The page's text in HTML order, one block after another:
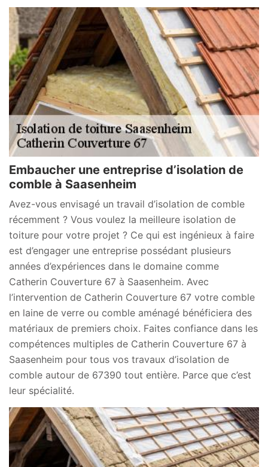
Embaucher une entreprise d’isolation de
comble à Saasenheim
Avez-vous envisagé un travail d’isolation de comble
récemment ? Vous voulez la meilleure isolation de
toiture pour votre projet ? Ce qui est ingénieux à faire
est d’engager une entreprise possédant plusieurs
années d’expériences dans le domaine comme
Catherin Couverture 67 à Saasenheim. Avec
l’intervention de Catherin Couverture 67 votre comble
en laine de verre ou comble aménagé bénéficiera des
matériaux de premiers choix. Faites confiance dans les
compétences multiples de Catherin Couverture 67 à
Saasenheim pour tous vos travaux d’isolation de
comble autour de 67390 tout entière. Parce que c’est
leur spécialité.